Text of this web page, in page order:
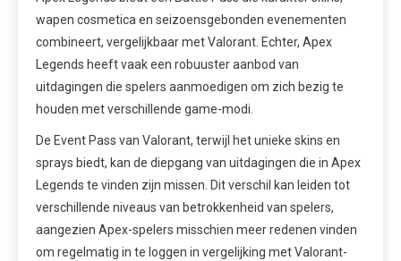
wapen cosmetica en seizoensgebonden evenementen
combineert, vergelijkbaar met Valorant. Echter, Apex
Legends heeft vaak een robuuster aanbod van
uitdagingen die spelers aanmoedigen om zich bezig te
houden met verschillende game-modi.
De Event Pass van Valorant, terwijl het unieke skins en
sprays biedt, kan de diepgang van uitdagingen die in Apex
Legends te vinden zijn missen. Dit verschil kan leiden tot
verschillende niveaus van betrokkenheid van spelers,
aangezien Apex-spelers misschien meer redenen vinden
om regelmatig in te loggen in vergelijking met Valorant-